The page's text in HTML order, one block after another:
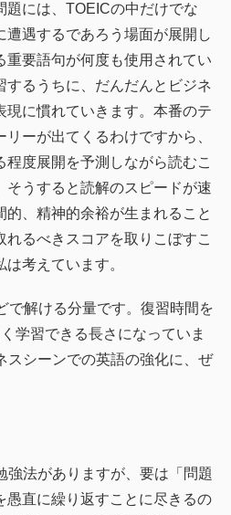
題には、TOEICの中だけでな
遭遇するであろう場面が展開し
重要語句が何度も使用されてい
するうちに、だんだんとビジネ
現に慣れていきます。本番のテ
ーが出てくるわけですから、
度展開を予測しながら読むこ
そうすると読解のスピードが速
的、精神的余裕が生まれること
るべきスコアを取りこぼすこ
考えています。
で解ける分量です。復習時間を
学習できる長さになっていま
スシーンでの英語の強化に、ぜ
強法がありますが、要は「問題
愚直に繰り返すことに尽きるの